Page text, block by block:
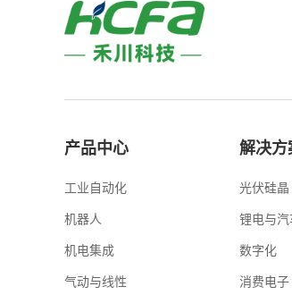
产品中心
工业自动化
机器人
机电集成
气动与线性
解决方
光伏硅晶
锂电与
数字化
消费电子